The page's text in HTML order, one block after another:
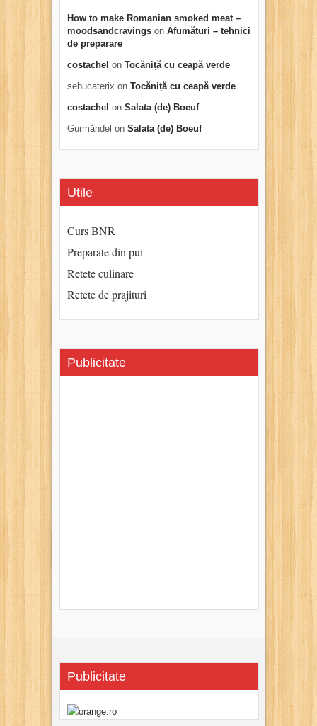
How to make Romanian smoked meat –
moodsandcravings on Afumături – tehnici
de preparare
costachel on Tocăniță cu ceapă verde
sebucaterix on Tocăniță cu ceapă verde
costachel on Salata (de) Boeuf
Gurmăndel on Salata (de) Boeuf
Utile
Curs BNR
Preparate din pui
Retete culinare
Retete de prajituri
Publicitate
Publicitate